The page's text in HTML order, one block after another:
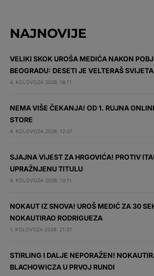
NAJNOVIJE
VELIKI SKOK UROŠA MEDIĆA NAKON
BEOGRADU: DESETI JE VELTERAŠ SVIJETA
4. KOLOVOZA 2026. 16:11
NEMA VIŠE ČEKANJA! OD 1. RUJNA
STORE
4. KOLOVOZA 2026. 12:07
SJAJNA VIJEST ZA HRGOVIĆA! PROTIV
UPRAŽNJENU TITULU
4. KOLOVOZA 2026. 10:11
NOKAUT IZ SNOVA! UROŠ MEDIĆ ZA 30
NOKAUTIRAO RODRIGUEZA
1. KOLOVOZA 2026. 21:37
STIRLING I DALJE NEPORAŽEN!
BLACHOWICZA U PRVOJ RUNDI